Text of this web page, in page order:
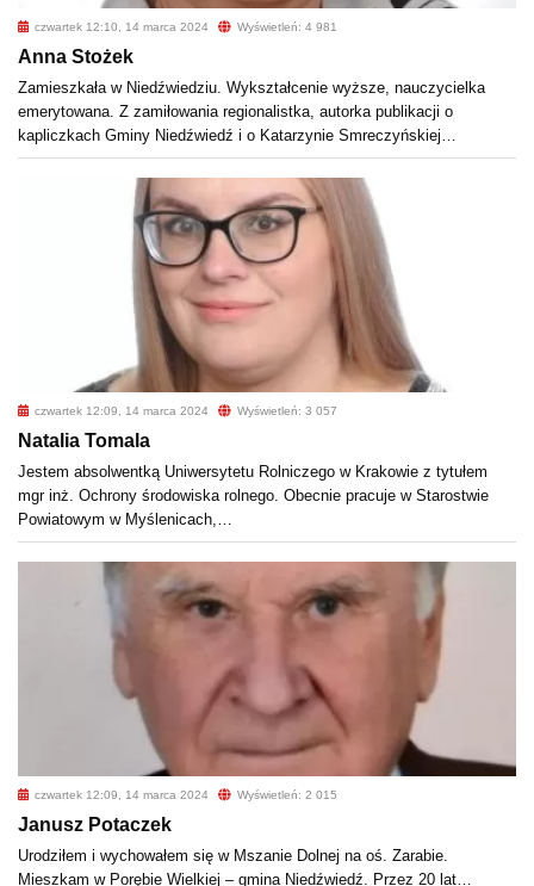
czwartek 12:10, 14 marca 2024 Wyświetleń: 4 981
Anna Stożek
Zamieszkała w Niedźwiedziu. Wykształcenie wyższe, nauczycielka
emerytowana. Z zamiłowania regionalistka, autorka publikacji o
kapliczkach Gminy Niedźwiedź i o Katarzynie Smreczyńskiej…
czwartek 12:09, 14 marca 2024 Wyświetleń: 3 057
Natalia Tomala
Jestem absolwentką Uniwersytetu Rolniczego w Krakowie z tytułem
mgr inż. Ochrony środowiska rolnego. Obecnie pracuje w Starostwie
Powiatowym w Myślenicach,…
czwartek 12:09, 14 marca 2024 Wyświetleń: 2 015
Janusz Potaczek
Urodziłem i wychowałem się w Mszanie Dolnej na oś. Zarabie.
Mieszkam w Porębie Wielkiej – gmina Niedźwiedź. Przez 20 lat…